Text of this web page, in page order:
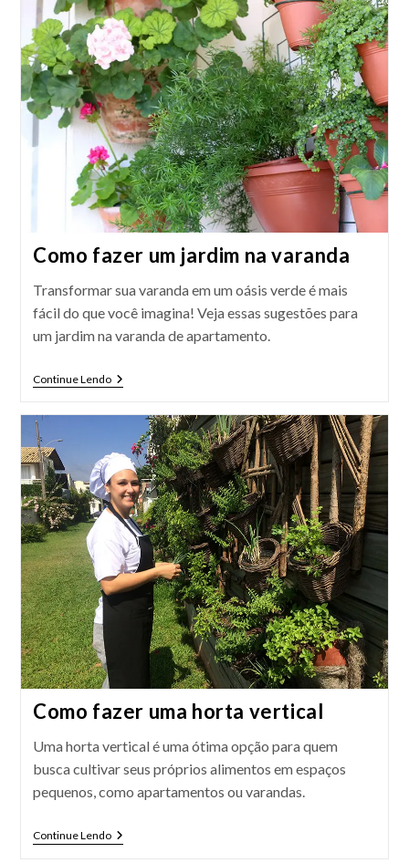
Como fazer um jardim na varanda
Transformar sua varanda em um oásis verde é mais
fácil do que você imagina! Veja essas sugestões para
um jardim na varanda de apartamento.
Continue LendoComo
Jardim
Varanda
Como fazer uma horta vertical
Uma horta vertical é uma ótima opção para quem
busca cultivar seus próprios alimentos em espaços
pequenos, como apartamentos ou varandas.
Continue LendoComo